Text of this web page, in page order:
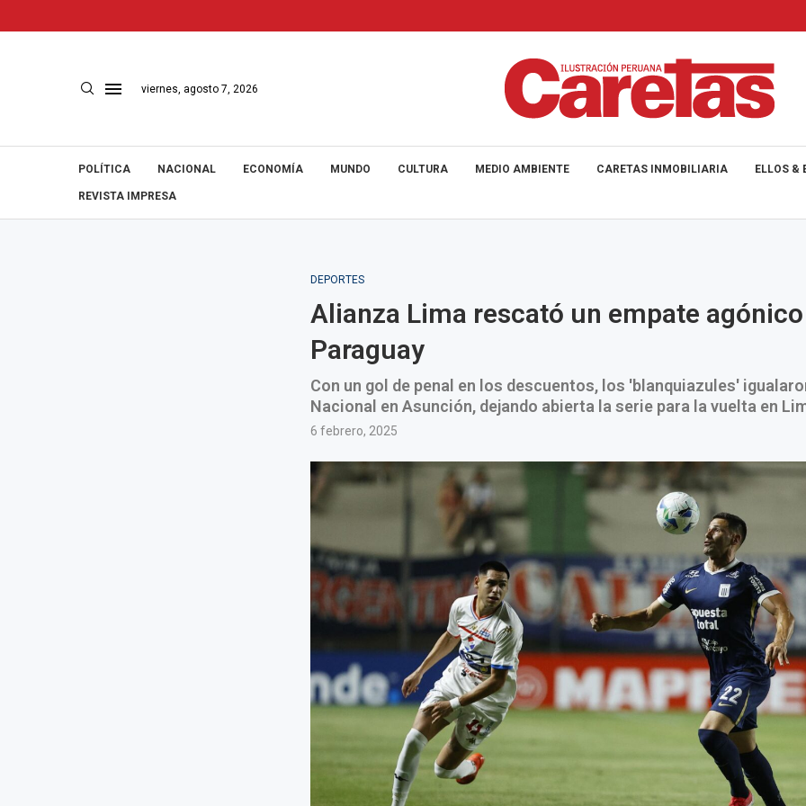
viernes, agosto 7, 2026
POLÍTICA NACIONAL ECONOMÍA MUNDO CULTURA MEDIO AMBIENTE CARETAS INMOBILIARIA ELLOS &
REVISTA IMPRESA
DEPORTES
Alianza Lima rescató un empate
Paraguay
Con un gol de penal en los descuentos, los 'blanquiazules'
Nacional en Asunción, dejando abierta la serie para la vuelta en
6 febrero, 2025